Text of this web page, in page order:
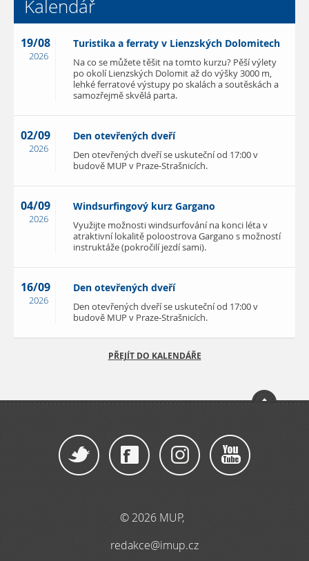
Kalendář
19/08
2026
Turistika a ferraty v Lienzských Dolomitech
Na co se můžete těšit na tomto kurzu? Pěší výlety
po okolí Lienzských Dolomit až do výšky 3000 m,
lehké ferratové výstupy po skalách a soutěskách a
samozřejmě skvělá parta.
02/09
2026
Den otevřených dveří
Den otevřených dveří se uskuteční od 17:00 v
budově MUP v Praze-Strašnicích.
04/09
2026
Windsurfingový kurz Gargano
Využijte možnosti windsurfování na konci léta v
atraktivní lokalitě poloostrova Gargano s možností
instruktáže (pokročilí jezdí sami).
16/09
2026
Den otevřených dveří
Den otevřených dveří se uskuteční od 17:00 v
budově MUP v Praze-Strašnicích.
PŘEJÍT DO KALENDÁŘE
© 2026 MUP,
redakce@imup.cz